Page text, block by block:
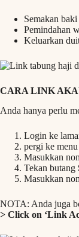
Semakan baki
Pemindahan
Keluarkan
CARA LINK
Anda hanya perlu
Login ke
pergi ke menu
Masukkan
Tekan butang
Masukkan
NOTA: Anda juga
> Click on ‘Link